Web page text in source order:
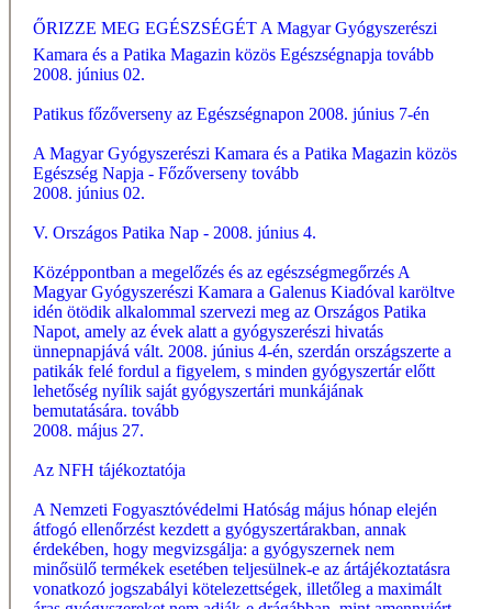
ŐRIZZE MEG EGÉSZSÉGÉT A Magyar Gyógyszerészi
Kamara és a Patika Magazin közös Egészségnapja tovább
2008. június 02.
Patikus főzőverseny az Egészségnapon 2008. június 7-én
A Magyar Gyógyszerészi Kamara és a Patika Magazin közös
Egészség Napja - Főzőverseny tovább
2008. június 02.
V. Országos Patika Nap - 2008. június 4.
Középpontban a megelőzés és az egészségmegőrzés A
Magyar Gyógyszerészi Kamara a Galenus Kiadóval karöltve
idén ötödik alkalommal szervezi meg az Országos Patika
Napot, amely az évek alatt a gyógyszerészi hivatás
ünnepnapjává vált. 2008. június 4-én, szerdán országszerte a
patikák felé fordul a figyelem, s minden gyógyszertár előtt
lehetőség nyílik saját gyógyszertári munkájának
bemutatására. tovább
2008. május 27.
Az NFH tájékoztatója
A Nemzeti Fogyasztóvédelmi Hatóság május hónap elején
átfogó ellenőrzést kezdett a gyógyszertárakban, annak
érdekében, hogy megvizsgálja: a gyógyszernek nem
minősülő termékek esetében teljesülnek-e az ártájékoztatásra
vonatkozó jogszabályi kötelezettségek, illetőleg a maximált